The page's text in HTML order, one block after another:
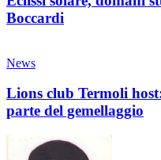
Boccardi
News
Lions club Termoli
parte del gemellaggio